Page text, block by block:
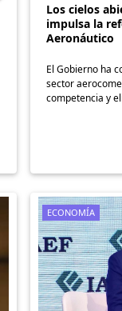
Los cielos
impulsa la
Aeronáutico
El Gobierno ha
sector
competencia y
ECONOMÍA